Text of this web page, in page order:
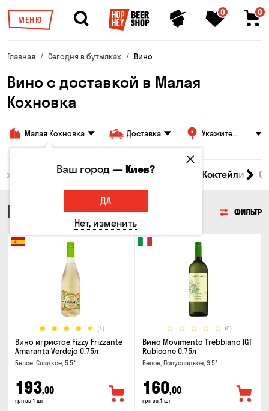
МЕНЮ
0 0
Главная Сегодня в бутылках Вино
Вино с доставкой в Малая
Кохновка
Малая Кохновка Доставка
Укажите
Пиво Сидр Вино Коктейли
ВИНО ФИЛЬТР
(1)
Вино игристое Fizzy Frizzante
Amaranta Verdejo 0.75л
Белое, Сладкое, 5.5°
193,00
грн за 1 шт
(0)
Вино Movimento Trebbiano IGT
Rubicone 0.75л
Белое, Полусладкое, 9.5°
160,00
грн за 1 шт
Ваш город —Киев?
ДА
Нет, изменить